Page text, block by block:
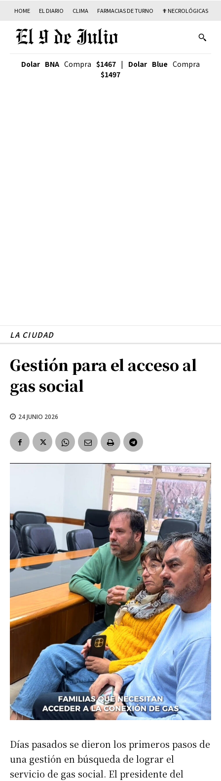
HOME EL DIARIO CLIMA FARMACIAS DE TURNO ✟ NECROLÓGICAS
Dolar BNA Compra $1467 | Dolar Blue Compra
$1497
LA CIUDAD
Gestión para el acceso al
gas social
24 JUNIO 2026
Días pasados se dieron los primeros pasos de
una gestión en búsqueda de lograr el
servicio de gas social. El presidente del